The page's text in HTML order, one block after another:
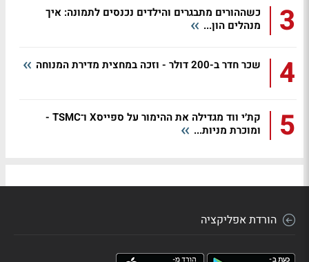
3
כשההורים מתבגרים והילדים נכנסים לתמונה: איך
מנהלים הון...
4 שכר חדר ב-200 דולר - וזכה במחצית מדירת המנוחה
5
קת׳י ווד מגדילה את ההימור על ספייסX ו־TSMC -
ומוכרת מניות...
הורדת אפליקציה